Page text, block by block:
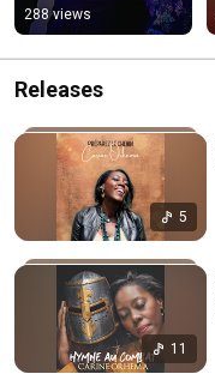
288 views
Releases
5
11